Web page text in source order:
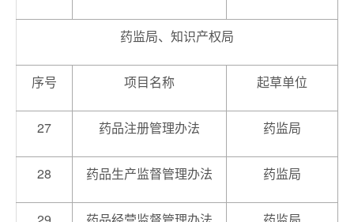
药监局、知识产权局
序号 项目名称 起草单位
27 药品注册管理办法 药监局
28 药品生产监督管理办法 药监局